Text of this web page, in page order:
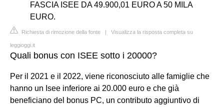
FASCIA ISEE DA 49.900,01 EURO A 50 MILA
EURO.
Richiesta di rimozione della fonte | Visualizza la risposta completa su
leggioggi.it
Quali bonus con ISEE sotto i 20000?
Per il 2021 e il 2022, viene riconosciuto alle famiglie che
hanno un Isee inferiore ai 20.000 euro e che già
beneficiano del bonus PC, un contributo aggiuntivo di